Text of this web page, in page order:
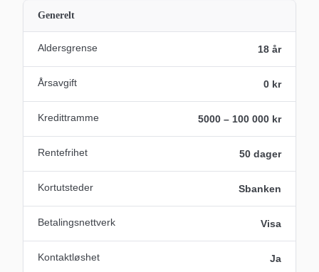
Generelt
Aldersgrense 18 år
Årsavgift 0 kr
Kredittramme 5000 – 100 000 kr
Rentefrihet 50 dager
Kortutsteder Sbanken
Betalingsnettverk Visa
Kontaktløshet Ja